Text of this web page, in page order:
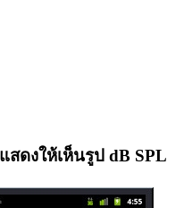
สดงให้เห็นรูป dB SPL